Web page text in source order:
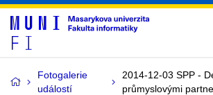
Fotogalerie
událostí
2014-12-03 SPP -
průmyslovými